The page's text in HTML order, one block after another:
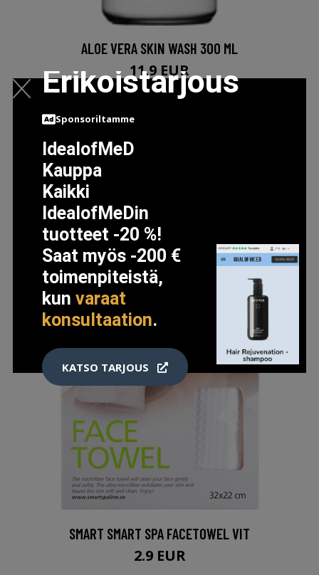
ALOE VERA SKIN WASH 300 ML
11.9 EUR
LISÄTIETOJA
SMART SMART SPA FACETOWEL VIT
2.9 EUR
Erikoistarjous
Sponsoriltamme
IdealofMeD
Kauppa
Kaikki
IdealofMeDin
tuotteet -20 %!
Saat myös -200 €
toimenpiteistä,
kunvaraat
konsultaation.
KATSO TARJOUS